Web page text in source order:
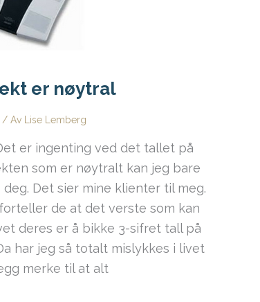
er nøytral
/ Av Lise Lemberg
er ingenting ved det tallet på
som er nøytralt kan jeg bare
Det sier mine klienter til meg.
de at det verste som kan
deres er å bikke 3-sifret tall på
har jeg så totalt mislykkes i livet
merke til at alt